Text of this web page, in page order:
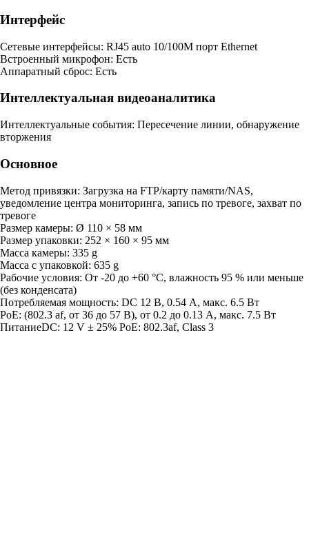
Интерфейс
Сетевые интерфейсы: RJ45 auto 10/100M порт Ethernet
Встроенный микрофон: Есть
Аппаратный сброс: Есть
Интеллектуальная видеоаналитика
Интеллектуальные события: Пересечение линии, обнаружение
вторжения
Основное
Метод привязки: Загрузка на FTP/карту памяти/NAS,
уведомление центра мониторинга, запись по тревоге, захват по
тревоге
Размер камеры: Ø 110 × 58 мм
Размер упаковки: 252 × 160 × 95 мм
Масса камеры: 335 g
Масса с упаковкой: 635 g
Рабочие условия: От -20 до +60 °C, влажность 95 % или меньше
(без конденсата)
Потребляемая мощность: DC 12 В, 0.54 A, макс. 6.5 Вт
PoE: (802.3 af, от 36 до 57 В), от 0.2 до 0.13 A, макс. 7.5 Вт
ПитаниеDC: 12 V ± 25% PoE: 802.3af, Class 3